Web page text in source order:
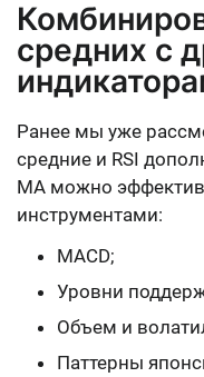
средних с
Ранее мы уже
средние и RSI
MA можно
инструментами:
MACD;
Уровни
Объем и
Паттерны